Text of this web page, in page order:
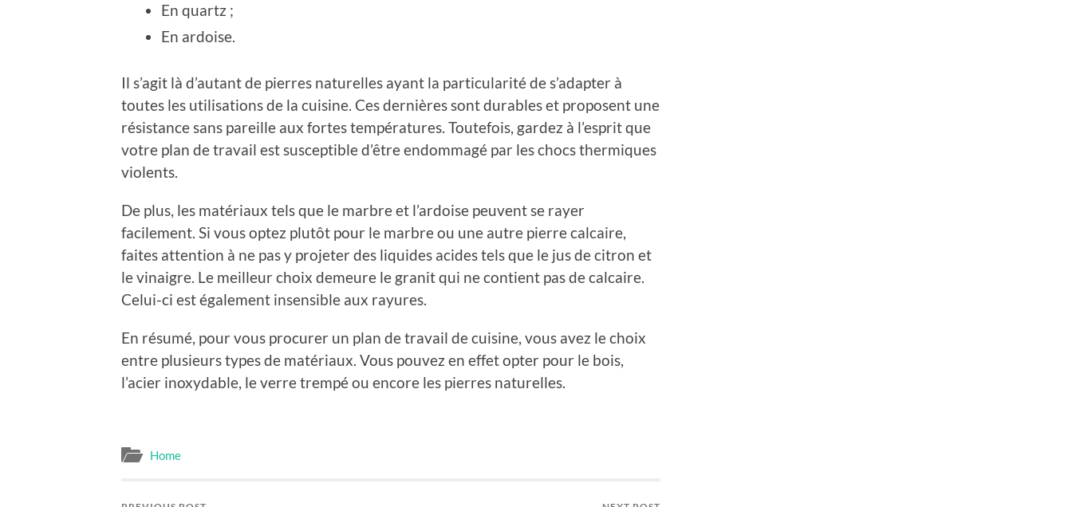
En quartz ;
En ardoise.
Il s’agit là d’autant de pierres naturelles ayant la particularité de s’adapter à
toutes les utilisations de la cuisine. Ces dernières sont durables et proposent une
résistance sans pareille aux fortes températures. Toutefois, gardez à l’esprit que
votre plan de travail est susceptible d’être endommagé par les chocs thermiques
violents.
De plus, les matériaux tels que le marbre et l’ardoise peuvent se rayer
facilement. Si vous optez plutôt pour le marbre ou une autre pierre calcaire,
faites attention à ne pas y projeter des liquides acides tels que le jus de citron et
le vinaigre. Le meilleur choix demeure le granit qui ne contient pas de calcaire.
Celui-ci est également insensible aux rayures.
En résumé, pour vous procurer un plan de travail de cuisine, vous avez le choix
entre plusieurs types de matériaux. Vous pouvez en effet opter pour le bois,
l’acier inoxydable, le verre trempé ou encore les pierres naturelles.
Home